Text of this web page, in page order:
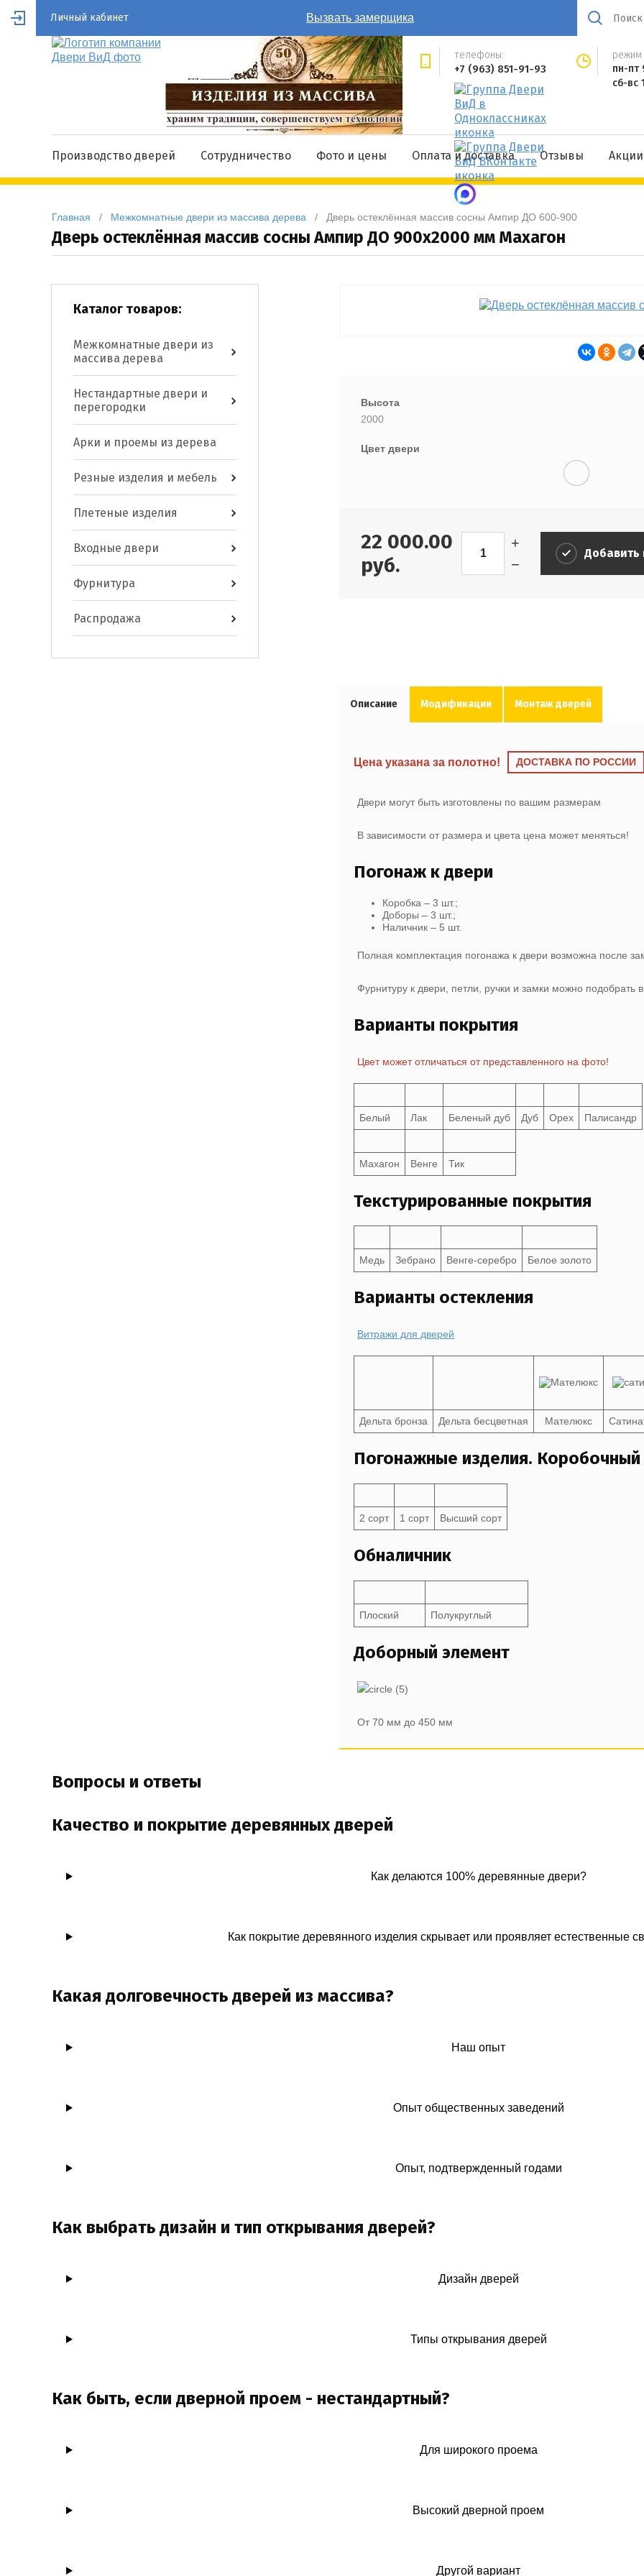
Личный кабинет Вызвать замерщика
телефоны:
+7 (963) 851-91-93
режим
пн-пт
сб-вс
Производство дверей Сотрудничество Фото и цены Оплата и доставка Отзывы Акции
Главная
   /
Межкомнатные двери из массива дерева
   /
Дверь остеклённая массив сосны Ампир ДО 600-900
Дверь остеклённая массив сосны Ампир ДО 900x2000 мм Махагон
Каталог товаров:
Межкомнатные двери из
массива дерева
Нестандартные двери и
перегородки
Арки и проемы из дерева
Резные изделия и мебель
Плетеные изделия
Входные двери
Фурнитура
Распродажа
Высота
2000
Цвет двери
22 000.00
руб.
−
+
Добавить
Описание Модификации Монтаж дверей
Цена указана за полотно! ДОСТАВКА ПО РОССИИ
Двери могут быть изготовлены по вашим размерам
В зависимости от размера и цвета цена может меняться!
Погонаж к двери
Коробка – 3 шт.;
Доборы – 3 шт.;
Наличник – 5 шт.
Полная комплектация погонажа к двери возможна после
Фурнитуру к двери, петли, ручки и замки можно подобрать
Варианты покрытия
Цвет может отличаться от представленного на фото!
Белый Лак Беленый дуб Дуб Орех Палисандр
Махагон Венге Тик
Текстурированные покрытия
Медь Зебрано Венге-серебро Белое золото
Варианты остекления
Витражи для дверей
Дельта бронза Дельта бесцветная Мателюкс
Погонажные изделия. Коробочный
2 сорт 1 сорт Высший сорт
Обналичник
Плоский Полукруглый
Доборный элемент
От 70 мм до 450 мм
Вопросы и ответы
Качество и покрытие деревянных дверей
Как делаются 100% деревянные двери?
Как покрытие деревянного изделия скрывает или проявляет естественные
Какая долговечность дверей из массива?
Наш опыт
Опыт общественных заведений
Опыт, подтвержденный годами
Как выбрать дизайн и тип открывания дверей?
Дизайн дверей
Типы открывания дверей
Как быть, если дверной проем - нестандартный?
Для широкого проема
Высокий дверной проем
Другой вариант